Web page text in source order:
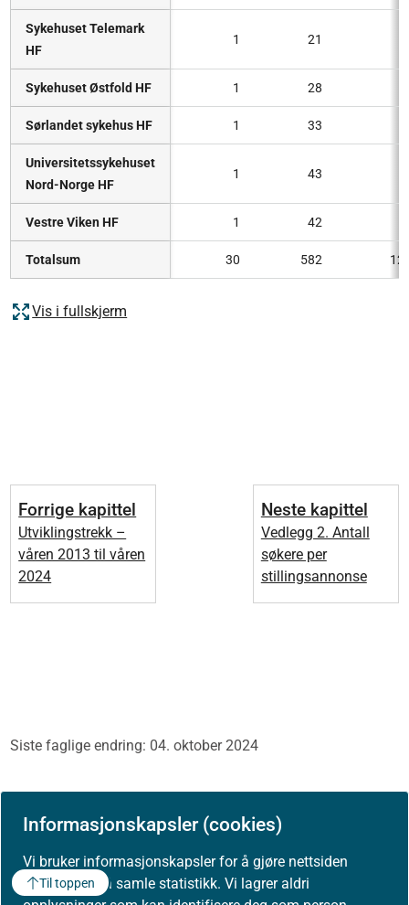
Informasjonskapsler (cookies)
Vi bruker informasjonskapsler for å gjøre nettsiden
bedre og for å samle statistikk. Vi lagrer aldri
Sykehuset Telemark
HF
1 21
Sykehuset Østfold HF 1 28
Sørlandet sykehus HF 1 33
Universitetssykehuset
Nord-Norge HF
1 43
Vestre Viken HF 1 42
Totalsum 30 582
Vis i fullskjerm
Forrige kapittel
Utviklingstrekk –
våren 2013 til våren
2024
Neste kapittel
Vedlegg 2. Antall
søkere per
stillingsannonse
Siste faglige endring: 04. oktober 2024
Skriv ut / lag PDF
Til toppen